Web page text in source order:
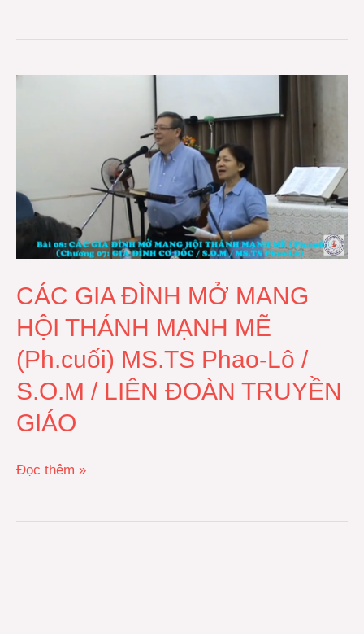
CÁC GIA ĐÌNH MỞ MANG
HỘI THÁNH MẠNH MẼ
(Ph.cuối) MS.TS Phao-Lô /
S.O.M / LIÊN ĐOÀN TRUYỀN
GIÁO
HỘI
THÁNH
MẠNH
(Ph.cuối)
MS.TS
Phao-
Lô
/
S.O.M
/
ĐOÀN
GIÁO
Đọc thêm »